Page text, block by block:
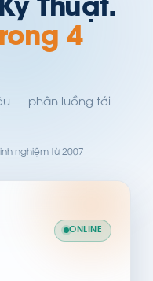
Thuật.
4
— phân luồng tới
nghiệm từ 2007
ONLINE